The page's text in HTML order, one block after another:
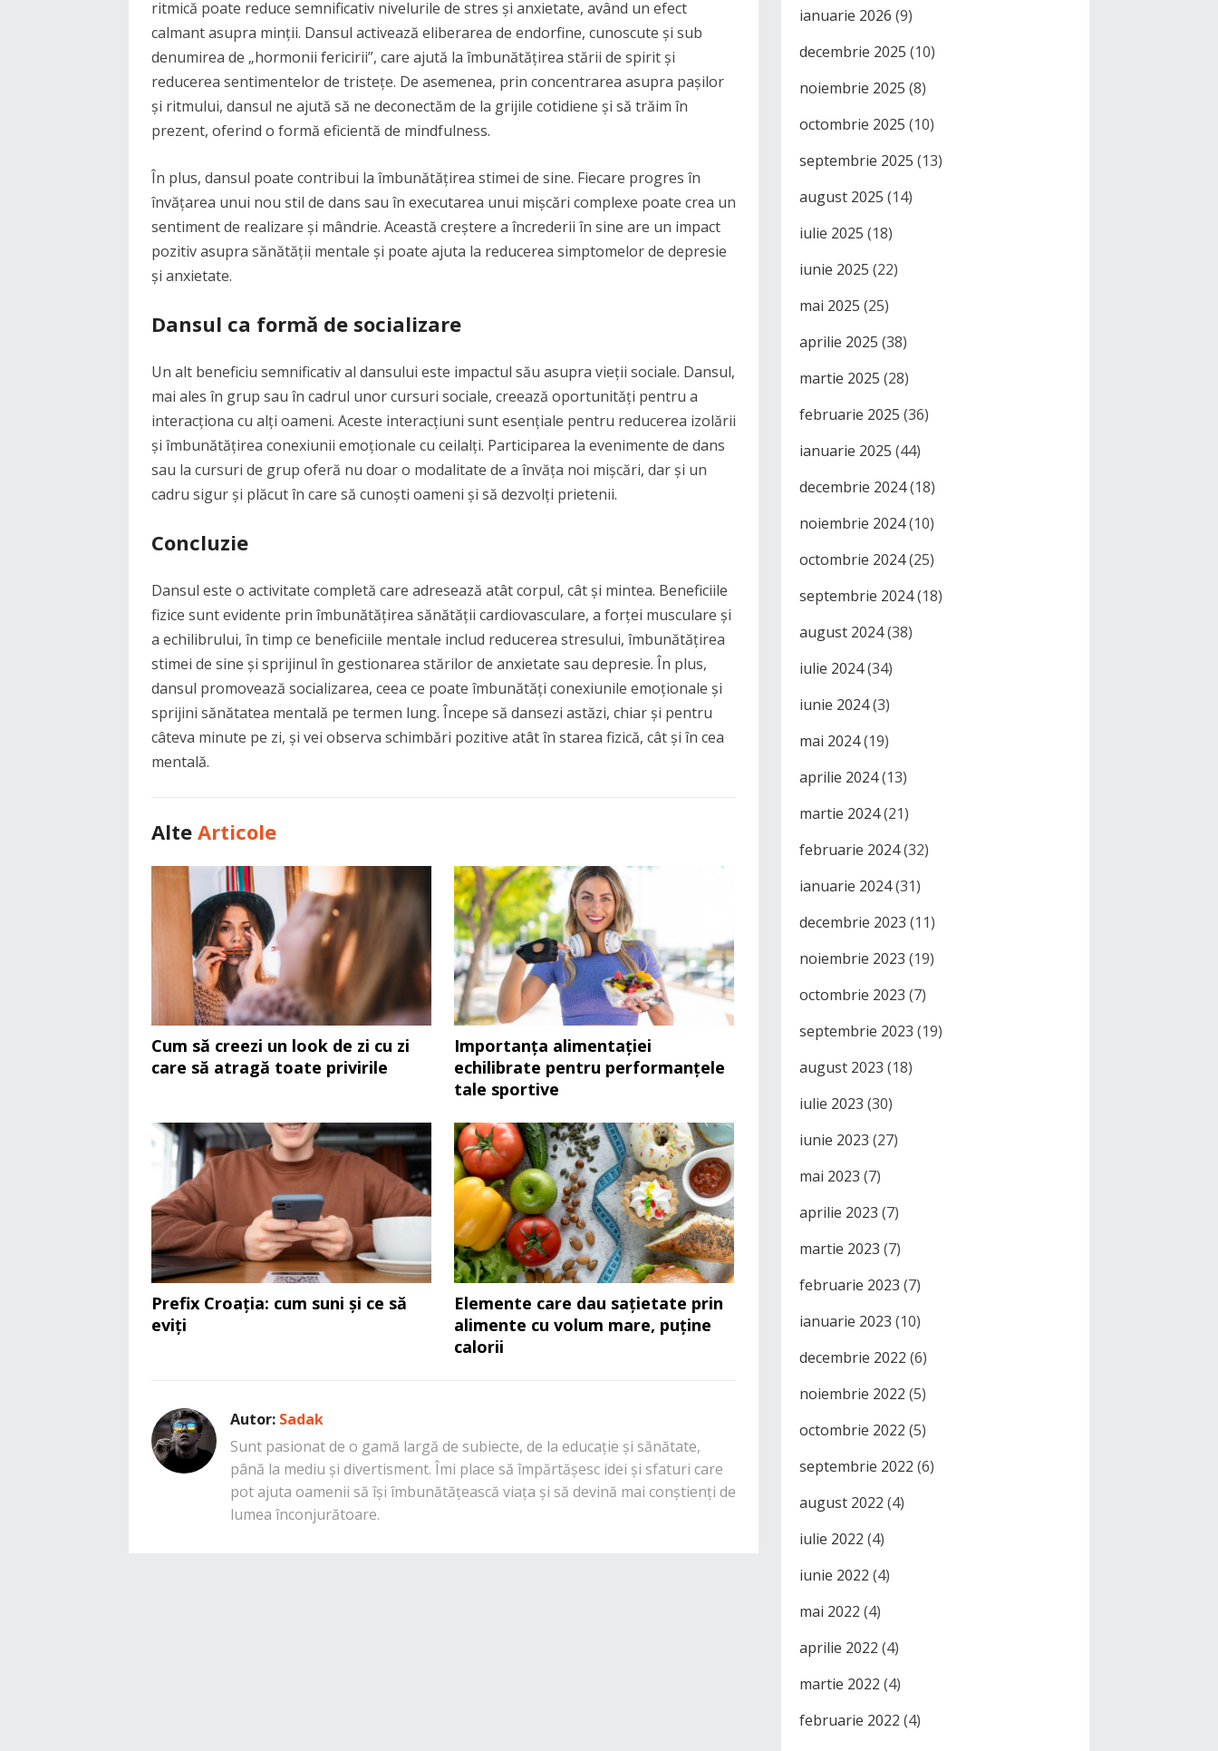
ritmică poate reduce semnificativ nivelurile de stres și anxietate, având un efect
calmant asupra minții. Dansul activează eliberarea de endorfine, cunoscute și sub
denumirea de „hormonii fericirii”, care ajută la îmbunătățirea stării de spirit și
reducerea sentimentelor de tristețe. De asemenea, prin concentrarea asupra pașilor
și ritmului, dansul ne ajută să ne deconectăm de la grijile cotidiene și să trăim în
prezent, oferind o formă eficientă de mindfulness.
În plus, dansul poate contribui la îmbunătățirea stimei de sine. Fiecare progres în
învățarea unui nou stil de dans sau în executarea unui mișcări complexe poate crea un
sentiment de realizare și mândrie. Această creștere a încrederii în sine are un impact
pozitiv asupra sănătății mentale și poate ajuta la reducerea simptomelor de depresie
și anxietate.
Dansul ca formă de socializare
Un alt beneficiu semnificativ al dansului este impactul său asupra vieții sociale. Dansul,
mai ales în grup sau în cadrul unor cursuri sociale, creează oportunități pentru a
interacționa cu alți oameni. Aceste interacțiuni sunt esențiale pentru reducerea izolării
și îmbunătățirea conexiunii emoționale cu ceilalți. Participarea la evenimente de dans
sau la cursuri de grup oferă nu doar o modalitate de a învăța noi mișcări, dar și un
cadru sigur și plăcut în care să cunoști oameni și să dezvolți prietenii.
Concluzie
Dansul este o activitate completă care adresează atât corpul, cât și mintea. Beneficiile
fizice sunt evidente prin îmbunătățirea sănătății cardiovasculare, a forței musculare și
a echilibrului, în timp ce beneficiile mentale includ reducerea stresului, îmbunătățirea
stimei de sine și sprijinul în gestionarea stărilor de anxietate sau depresie. În plus,
dansul promovează socializarea, ceea ce poate îmbunătăți conexiunile emoționale și
sprijini sănătatea mentală pe termen lung. Începe să dansezi astăzi, chiar și pentru
câteva minute pe zi, și vei observa schimbări pozitive atât în starea fizică, cât și în cea
mentală.
Alte Articole
Cum să creezi un look de zi cu zi
care să atragă toate privirile
Importanța alimentației
echilibrate pentru performanțele
tale sportive
Prefix Croația: cum suni și ce să
eviți
Elemente care dau sațietate prin
alimente cu volum mare, puține
calorii
Autor: Sadak
Sunt pasionat de o gamă largă de subiecte, de la educație și sănătate,
până la mediu și divertisment. Îmi place să împărtășesc idei și sfaturi care
pot ajuta oamenii să își îmbunătățească viața și să devină mai conștienți de
lumea înconjurătoare.
ianuarie 2026 (9)
decembrie 2025 (10)
noiembrie 2025 (8)
octombrie 2025 (10)
septembrie 2025 (13)
august 2025 (14)
iulie 2025 (18)
iunie 2025 (22)
mai 2025 (25)
aprilie 2025 (38)
martie 2025 (28)
februarie 2025 (36)
ianuarie 2025 (44)
decembrie 2024(18)
noiembrie 2024(10)
octombrie 2024(25)
septembrie 2024(18)
august 2024(38)
iulie 2024(34)
iunie 2024(3)
mai 2024(19)
aprilie 2024(13)
martie 2024(21)
februarie 2024(32)
ianuarie 2024(31)
decembrie 2023 (11)
noiembrie 2023 (19)
octombrie 2023 (7)
septembrie 2023 (19)
august 2023 (18)
iulie 2023 (30)
iunie 2023 (27)
mai 2023 (7)
aprilie 2023 (7)
martie 2023 (7)
februarie 2023 (7)
ianuarie 2023 (10)
decembrie 2022 (6)
noiembrie 2022 (5)
octombrie 2022 (5)
septembrie 2022 (6)
august 2022 (4)
iulie 2022 (4)
iunie 2022 (4)
mai 2022 (4)
aprilie 2022 (4)
martie 2022 (4)
februarie 2022 (4)